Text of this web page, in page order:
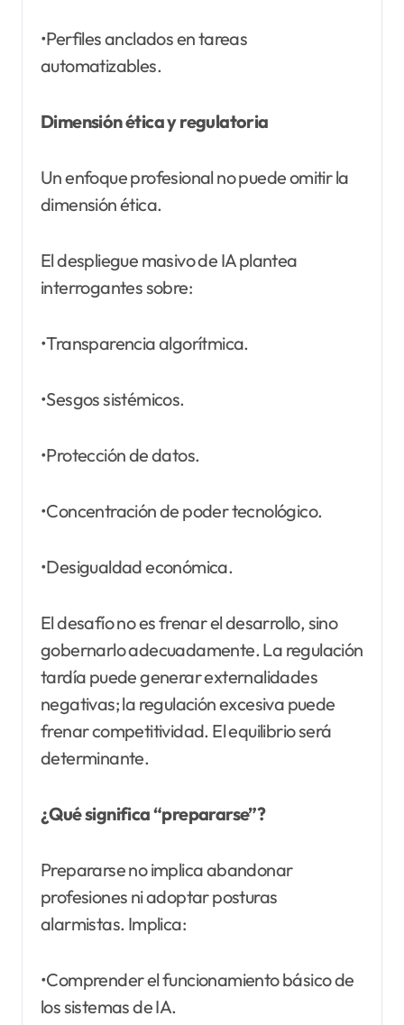
•Perfiles anclados en tareas
automatizables.
Dimensión ética y regulatoria
Un enfoque profesional no puede omitir la
dimensión ética.
El despliegue masivo de IA plantea
interrogantes sobre:
•Transparencia algorítmica.
•Sesgos sistémicos.
•Protección de datos.
•Concentración de poder tecnológico.
•Desigualdad económica.
El desafío no es frenar el desarrollo, sino
gobernarlo adecuadamente. La regulación
tardía puede generar externalidades
negativas; la regulación excesiva puede
frenar competitividad. El equilibrio será
determinante.
¿Qué significa “prepararse”?
Prepararse no implica abandonar
profesiones ni adoptar posturas
alarmistas. Implica:
•Comprender el funcionamiento básico de
los sistemas de IA.